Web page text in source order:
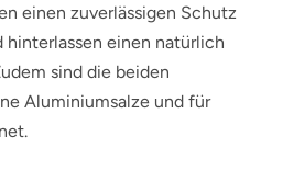
einen zuverlässigen Schutz
hinterlassen einen natürlich
sind die beiden
Aluminiumsalze und für